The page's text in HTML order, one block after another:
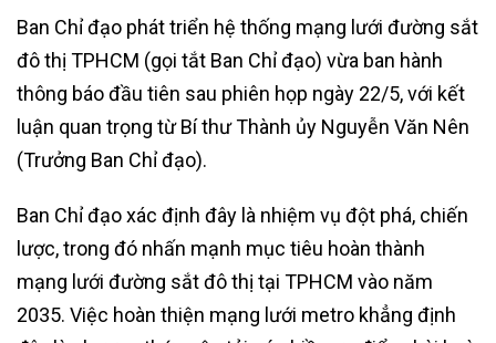
Ban Chỉ đạo phát triển hệ thống mạng lưới đường sắt
đô thị TPHCM (gọi tắt Ban Chỉ đạo) vừa ban hành
thông báo đầu tiên sau phiên họp ngày 22/5, với kết
luận quan trọng từ Bí thư Thành ủy Nguyễn Văn Nên
(Trưởng Ban Chỉ đạo).
Ban Chỉ đạo xác định đây là nhiệm vụ đột phá, chiến
lược, trong đó nhấn mạnh mục tiêu hoàn thành
mạng lưới đường sắt đô thị tại TPHCM vào năm
2035. Việc hoàn thiện mạng lưới metro khẳng định